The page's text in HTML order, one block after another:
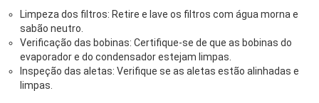
Limpeza dos filtros: Retire e lave os filtros com água morna e
sabão neutro.
Verificação das bobinas: Certifique-se de que as bobinas do
evaporador e do condensador estejam limpas.
Inspeção das aletas: Verifique se as aletas estão alinhadas e
limpas.